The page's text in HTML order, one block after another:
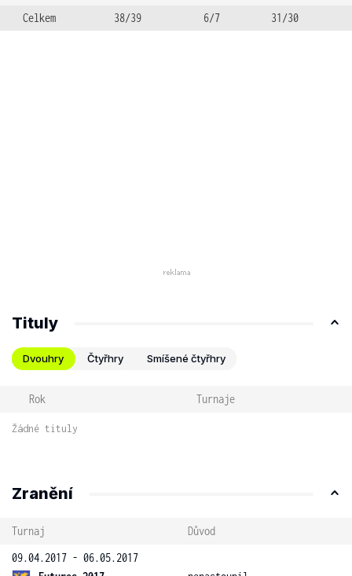
Celkem 38/39 6/7 31/30
Tituly
Dvouhry Čtyřhry Smíšené čtyřhry
Rok Turnaje
Žádné tituly
Zranění
Turnaj
Důvod
09.04.2017 - 06.05.2017